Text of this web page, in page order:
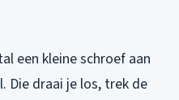
een kleine schroef aan
Die draai je los, trek de